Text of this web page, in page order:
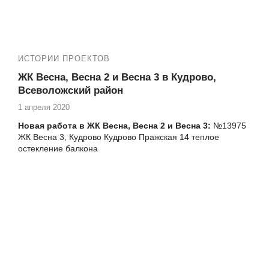
ИСТОРИИ ПРОЕКТОВ
ЖК Весна, Весна 2 и Весна 3 в Кудрово,
Всеволожский район
1 апреля 2020
Новая работа в ЖК Весна, Весна 2 и Весна 3: №13975
ЖК Весна 3, Кудрово Кудрово Пражская 14 теплое
остекление балкона